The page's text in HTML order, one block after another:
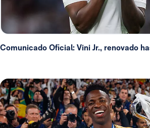
Comunicado Oficial: Vini Jr., renovado